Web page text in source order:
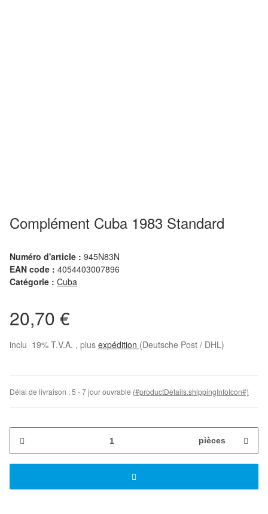
Complément Cuba 1983 Standard
Numéro d'article : 945N83N
EAN code : 4054403007896
Catégorie : Cuba
20,70 €
inclu 19% T.V.A. , plus expédition (Deutsche Post / DHL)
Délai de livraison :5 - 7 jour ouvrable (#productDetails.shippingInfoIcon#)
pièces